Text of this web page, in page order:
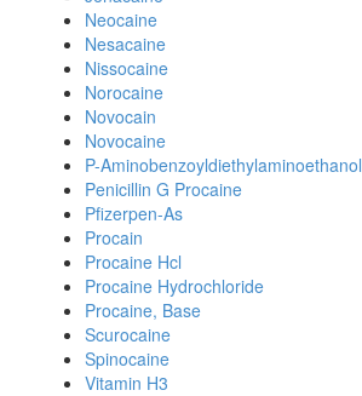
Neocaine
Nesacaine
Nissocaine
Norocaine
Novocain
Novocaine
P-Aminobenzoyldiethylaminoethanol
Penicillin G Procaine
Pfizerpen-As
Procain
Procaine Hcl
Procaine Hydrochloride
Procaine, Base
Scurocaine
Spinocaine
Vitamin H3